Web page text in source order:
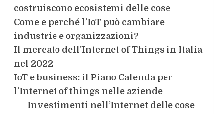
costruiscono ecosistemi delle cose
Come e perché l’IoT può cambiare
industrie e organizzazioni?
Il mercato dell’Internet of Things in Italia
nel 2022
IoT e business: il Piano Calenda per
l’Internet of things nelle aziende
Investimenti nell’Internet delle cose